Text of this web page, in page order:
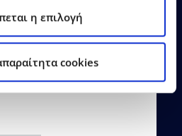
η επιλογή
cookies
εγκαινίασε το
στη